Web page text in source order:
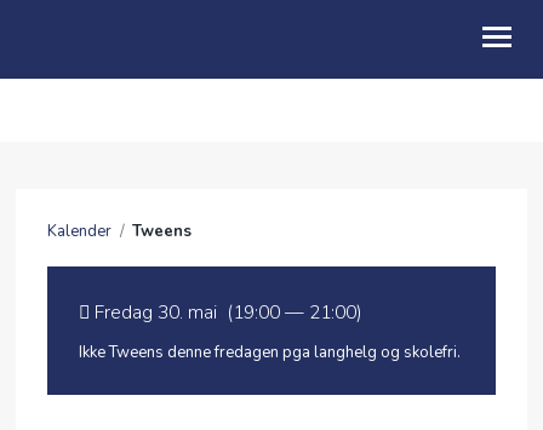
KALENDER
NYHETER
Kalender / Tweens
Fredag 30. mai (19:00 — 21:00)
Ikke Tweens denne fredagen pga langhelg og skolefri.